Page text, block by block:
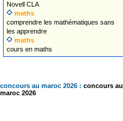
Novell CLA
maths
comprendre les mathématiques sans
les apprendre
maths
cours en maths
concours au maroc 2026 : concours au
maroc 2026